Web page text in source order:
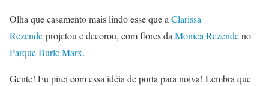
Olha que casamento mais lindo esse que a Clarissa
Rezende projetou e decorou, com flores da Monica Rezendeno
Parque Burle Marx.
Gente! Eu pirei com essa idéia de porta para noiva! Lembra que